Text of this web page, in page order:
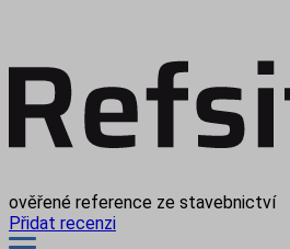
ověřené reference ze stavebnictví
Přidat recenzi